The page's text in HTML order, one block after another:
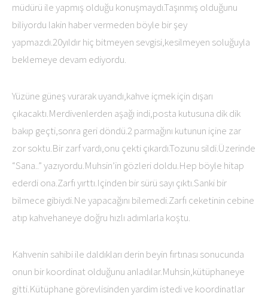
müdürü ile yapmış olduğu konuşmaydı.Taşınmış olduğunu
biliyordu lakin haber vermeden böyle bir şey
yapmazdı.20yıldır hiç bitmeyen sevgisi,kesilmeyen soluğuyla
beklemeye devam ediyordu.
Yüzüne güneş vurarak uyandı,kahve içmek için dışarı
çıkacaktı.Merdivenlerden aşağı indi,posta kutusuna dik dik
bakıp geçti,sonra geri döndü.2 parmağını kutunun içine zar
zor soktu.Bir zarf vardı,onu çekti çıkardı.Tozunu sildi.Üzerinde
“Sana..” yazıyordu.Muhsin’in gözleri doldu.Hep böyle hitap
ederdi ona.Zarfı yırttı.Içinden bir sürü sayı çıktı.Sanki bir
bilmece gibiydi.Ne yapacağını bilemedi.Zarfı ceketinin cebine
atıp kahvehaneye doğru hızlı adımlarla koştu.
Kahvenin sahibi ile daldıkları derin beyin fırtınası sonucunda
onun bir koordinat olduğunu anladılar.Muhsin,kütüphaneye
gitti.Kütüphane görevlisinden yardim istedi ve koordinatlar